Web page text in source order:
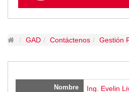
GAD Contáctenos Gestión
Nombre Ing. Evelin
Servicio